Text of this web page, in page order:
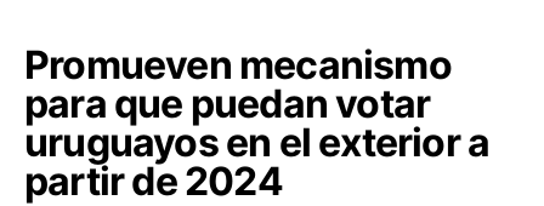
Promueven mecanismo
para que puedan votar
uruguayos en el exterior a
partir de 2024